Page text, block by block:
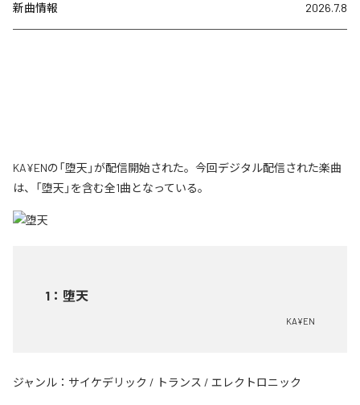
新曲情報 2026.7.8
KA¥ENの「堕天」が配信開始された。今回デジタル配信された楽曲
は、「堕天」を含む全1曲となっている。
1 ： 堕天
KA¥EN
ジャンル： サイケデリック / トランス / エレクトロニック